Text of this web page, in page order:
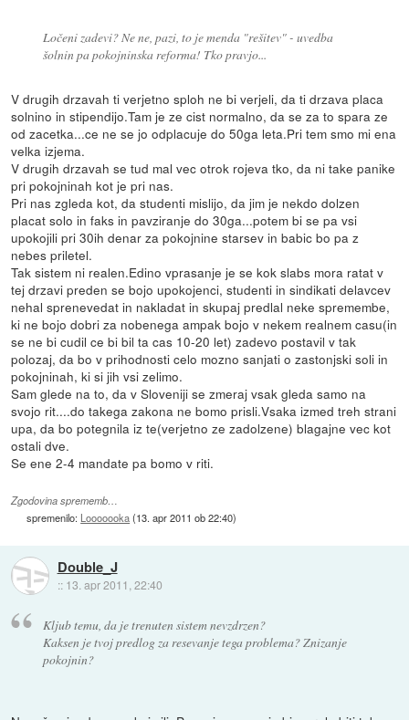
Ločeni zadevi? Ne ne, pazi, to je menda "rešitev" - uvedba
šolnin pa pokojninska reforma! Tko pravjo...
V drugih drzavah ti verjetno sploh ne bi verjeli, da ti drzava placa
solnino in stipendijo.Tam je ze cist normalno, da se za to spara ze
od zacetka...ce ne se jo odplacuje do 50ga leta.Pri tem smo mi ena
velka izjema.
V drugih drzavah se tud mal vec otrok rojeva tko, da ni take panike
pri pokojninah kot je pri nas.
Pri nas zgleda kot, da studenti mislijo, da jim je nekdo dolzen
placat solo in faks in pavziranje do 30ga...potem bi se pa vsi
upokojili pri 30ih denar za pokojnine starsev in babic bo pa z
nebes priletel.
Tak sistem ni realen.Edino vprasanje je se kok slabs mora ratat v
tej drzavi preden se bojo upokojenci, studenti in sindikati delavcev
nehal sprenevedat in nakladat in skupaj predlal neke spremembe,
ki ne bojo dobri za nobenega ampak bojo v nekem realnem casu(in
se ne bi cudil ce bi bil ta cas 10-20 let) zadevo postavil v tak
polozaj, da bo v prihodnosti celo mozno sanjati o zastonjski soli in
pokojninah, ki si jih vsi zelimo.
Sam glede na to, da v Sloveniji se zmeraj vsak gleda samo na
svojo rit....do takega zakona ne bomo prisli.Vsaka izmed treh strani
upa, da bo potegnila iz te(verjetno ze zadolzene) blagajne vec kot
ostali dve.
Se ene 2-4 mandate pa bomo v riti.
Zgodovina sprememb…
spremenilo: Looooooka(13. apr 2011 ob 22:40)
Double_J
:: 13. apr 2011, 22:40
Kljub temu, da je trenuten sistem nevzdrzen?
Kaksen je tvoj predlog za resevanje tega problema? Znizanje
pokojnin?